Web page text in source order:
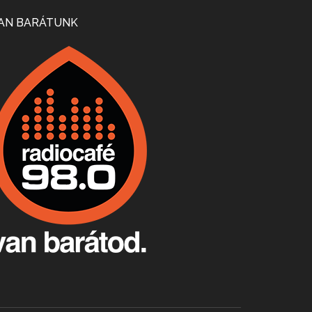
Apr 24, 2026 • 00:38:10
Villány, kékfrankos, Jackfall
Apr 17, 2026 • 00:35:38
Apr 9, 2026 • 00:37:17
BARÁTUNK